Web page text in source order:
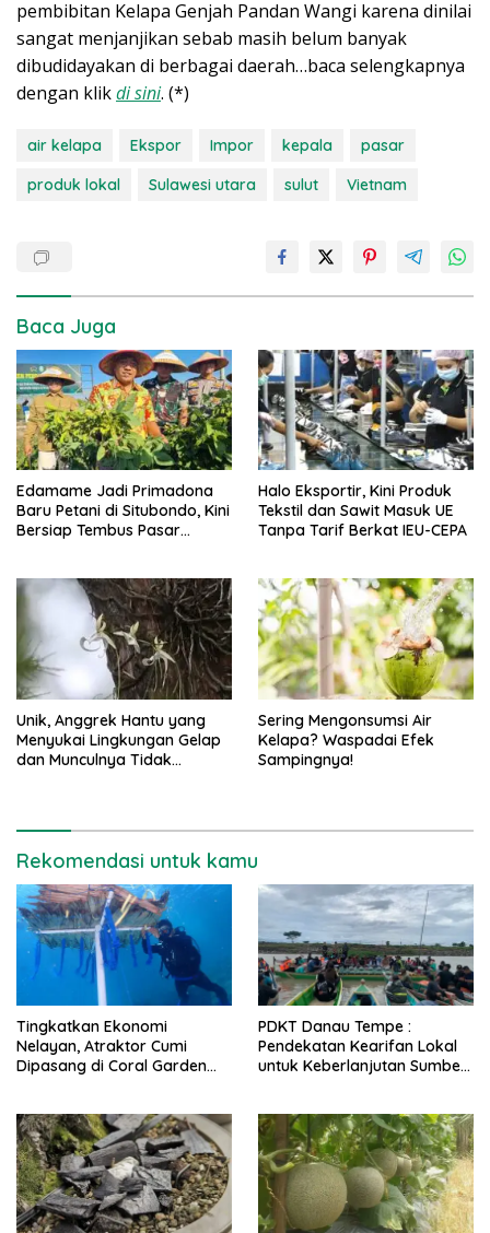
pembibitan Kelapa Genjah Pandan Wangi karena dinilai
sangat menjanjikan sebab masih belum banyak
dibudidayakan di berbagai daerah…baca selengkapnya
dengan klikdi sini. (*)
air kelapa Ekspor Impor kepala
pasar
produk lokal
Sulawesi utara sulut Vietnam
Baca Juga
Edamame Jadi Primadona
Baru Petani di Situbondo, Kini
Bersiap Tembus Pasar
Halo Eksportir, Kini Produk
Tekstil dan Sawit Masuk UE
Tanpa Tarif Berkat IEU-CEPA
Unik, Anggrek Hantu yang
Menyukai Lingkungan Gelap
dan Munculnya Tidak
Sering Mengonsumsi Air
Kelapa? Waspadai Efek
Sampingnya!
Rekomendasi untuk kamu
Tingkatkan Ekonomi
Nelayan, Atraktor Cumi
Dipasang di Coral Garden
PDKT Danau Tempe :
Pendekatan Kearifan Lokal
untuk Keberlanjutan Sumber